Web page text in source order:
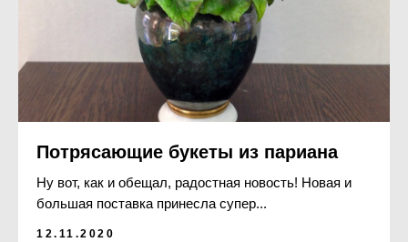
Потрясающие букеты из париана
Ну вот, как и обещал, радостная новость! Новая и
большая поставка принесла супер...
12.11.2020